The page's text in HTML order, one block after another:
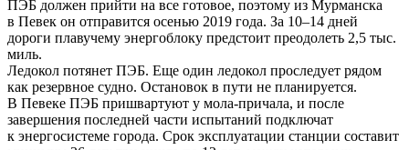
ПЭБ должен прийти на все готовое, поэтому из Мурманска
в Певек он отправится осенью 2019 года. За 10–14 дней
дороги плавучему энергоблоку предстоит преодолеть 2,5 тыс.
миль.
Ледокол потянет ПЭБ. Еще один ледокол проследует рядом
как резервное судно. Остановок в пути не планируется.
В Певеке ПЭБ пришвартуют у мола-причала, и после
завершения последней части испытаний подключат
к энергосистеме города. Срок эксплуатации станции составит